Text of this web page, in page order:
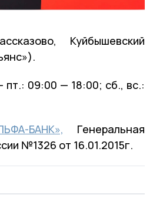
Куйбышевский
пт.: 09:00 — 18:00; сб., вс.:
БАНК», Генеральная
№1326 от 16.01.2015г.